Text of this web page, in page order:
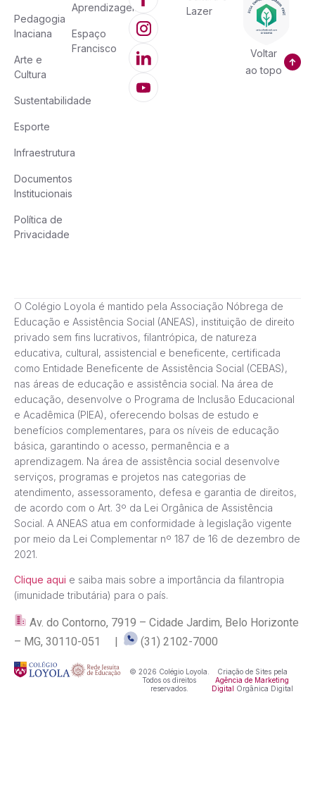
Pedagogia
Inaciana
Arte e
Cultura
Sustentabilidade
Esporte
Infraestrutura
Documentos
Institucionais
Política de
Privacidade
Aprendizagem
Espaço
Francisco
Lazer
Voltar
ao topo
O Colégio Loyola é mantido pela Associação Nóbrega de
Educação e Assistência Social (ANEAS), instituição de direito
privado sem fins lucrativos, filantrópica, de natureza
educativa, cultural, assistencial e beneficente, certificada
como Entidade Beneficente de Assistência Social (CEBAS),
nas áreas de educação e assistência social. Na área de
educação, desenvolve o Programa de Inclusão Educacional
e Acadêmica (PIEA), oferecendo bolsas de estudo e
benefícios complementares, para os níveis de educação
básica, garantindo o acesso, permanência e a
aprendizagem. Na área de assistência social desenvolve
serviços, programas e projetos nas categorias de
atendimento, assessoramento, defesa e garantia de direitos,
de acordo com o Art. 3º da Lei Orgânica de Assistência
Social. A ANEAS atua em conformidade à legislação vigente
por meio da Lei Complementar nº 187 de 16 de dezembro de
2021.
Clique aqui e saiba mais sobre a importância da filantropia
(imunidade tributária) para o país.
Av. do Contorno, 7919 – Cidade Jardim, Belo Horizonte
– MG, 30110-051 |
(31) 2102-7000
© 2026 Colégio Loyola.
Todos os direitos
reservados.
Criação de Sites pela
Agência de Marketing
Digital
Orgânica Digital